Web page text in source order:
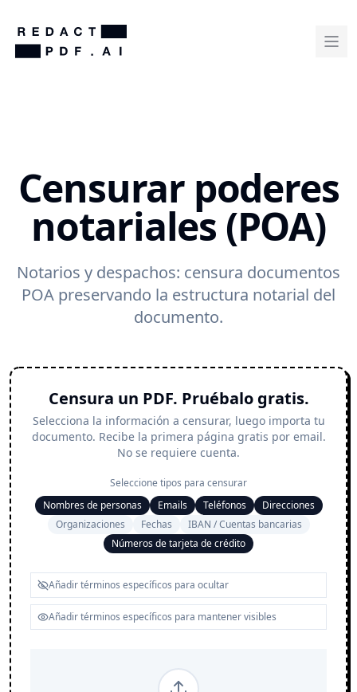
Censurar poderes
notariales (POA)
Notarios y despachos: censura documentos
POA preservando la estructura notarial del
documento.
Censura un PDF. Pruébalo gratis.
Selecciona la información a censurar, luego importa tu
documento. Recibe la primera página gratis por email.
No se requiere cuenta.
Seleccione tipos para censurar
Nombres de personas
Emails Teléfonos
Direcciones
Organizaciones
Fechas
IBAN / Cuentas bancarias
Números de tarjeta de crédito